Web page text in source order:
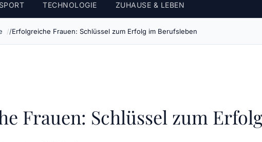
SPORT TECHNOLOGIE ZUHAUSE & LEBEN
Erfolgreiche Frauen: Schlüssel zum Erfolg im Berufsleben
Frauen: Schlüssel zum